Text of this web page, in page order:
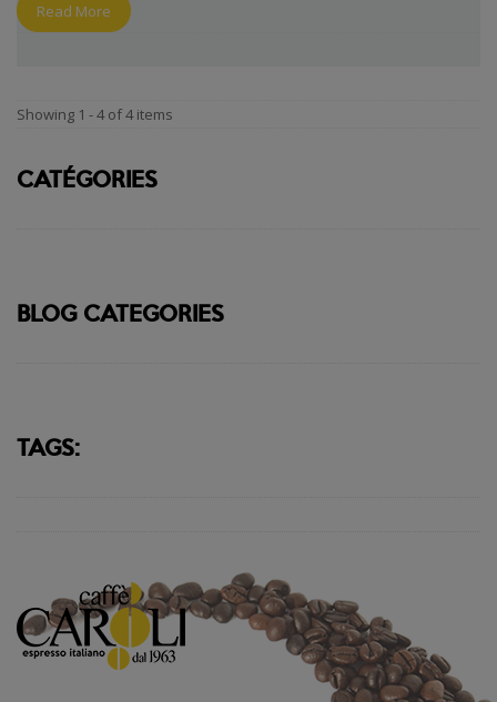
Read More
Showing 1 - 4 of 4 items
CATÉGORIES
BLOG CATEGORIES
TAGS: